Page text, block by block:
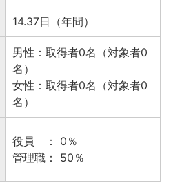
14.37日（年間）
男性：取得者0名（対象者0
名）
女性：取得者0名（対象者0
名）
役員 ： 0％
管理職： 50％